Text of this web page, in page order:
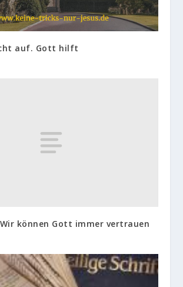
auf. Gott hilft
können Gott immer vertrauen